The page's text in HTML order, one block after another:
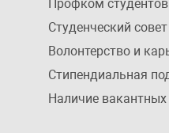
Профком студентов
Студенческий совет
Волонтерство и
Стипендиальная
Наличие